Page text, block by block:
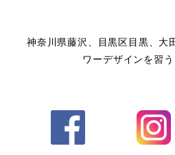
神奈川県藤沢、目黒区目黒、大
ワーデザインを習